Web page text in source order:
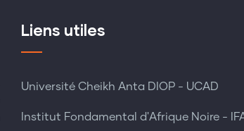
Liens utiles
Université Cheikh Anta DIOP - UCAD
Institut Fondamental d'Afrique Noire -